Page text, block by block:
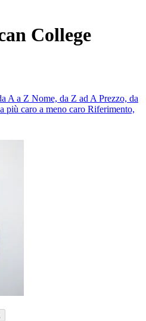
College
A a Z Nome, da Z ad A Prezzo, da
più caro a meno caro Riferimento,